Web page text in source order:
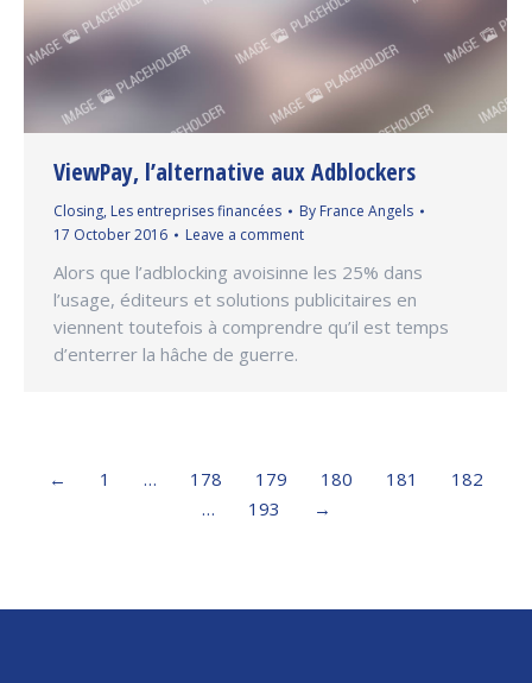
ViewPay, l’alternative aux Adblockers
Closing, Les entreprises financées By France Angels
17 October 2016
Leave a comment
Alors que l’adblocking avoisinne les 25% dans
l’usage, éditeurs et solutions publicitaires en
viennent toutefois à comprendre qu’il est temps
d’enterrer la hâche de guerre.
← 1 … 178 179 180 181
182
…
193 →